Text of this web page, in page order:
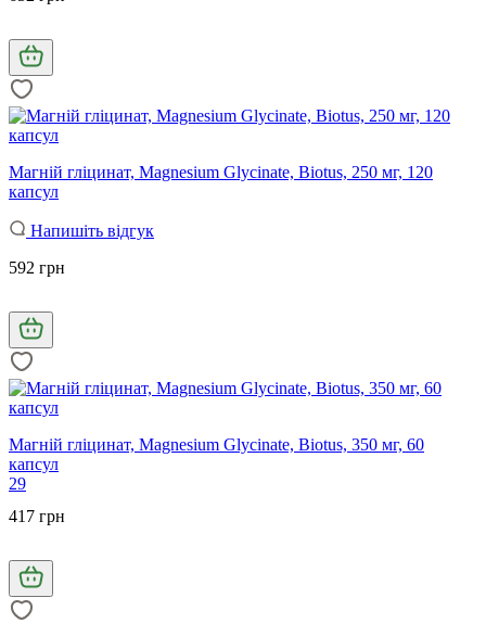
Магній гліцинат, Magnesium Glycinate, Biotus, 250 мг, 120
капсул
Напишіть відгук
592 грн
Магній гліцинат, Magnesium Glycinate, Biotus, 350 мг, 60
капсул
29
417 грн